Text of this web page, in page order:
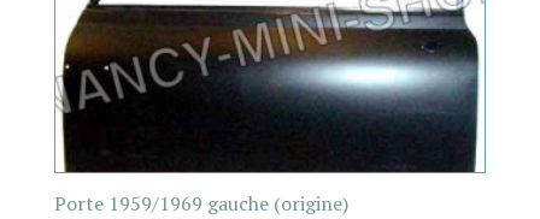
Porte 1959/1969 gauche (origine)